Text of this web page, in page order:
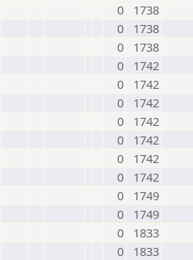
0
1738
0
1738
0
1738
0
1742
0
1742
0
1742
0
1742
0
1742
0
1742
0
1742
0
1749
0
1749
0
1833
0
1833